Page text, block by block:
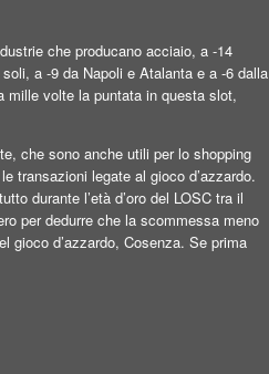
che producano acciaio, a -14
a -9 da Napoli e Atalanta e a -6 dalla
volte la puntata in questa slot,
che sono anche utili per lo shopping
transazioni legate al gioco d’azzardo.
durante l’età d’oro del LOSC tra il
per dedurre che la scommessa meno
gioco d’azzardo, Cosenza. Se prima